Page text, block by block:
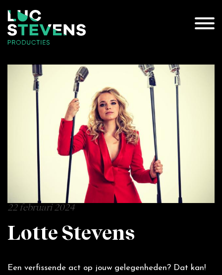
22 februari 2024
Lotte Stevens
Een verfissende act op jouw gelegenheden? Dat kan!